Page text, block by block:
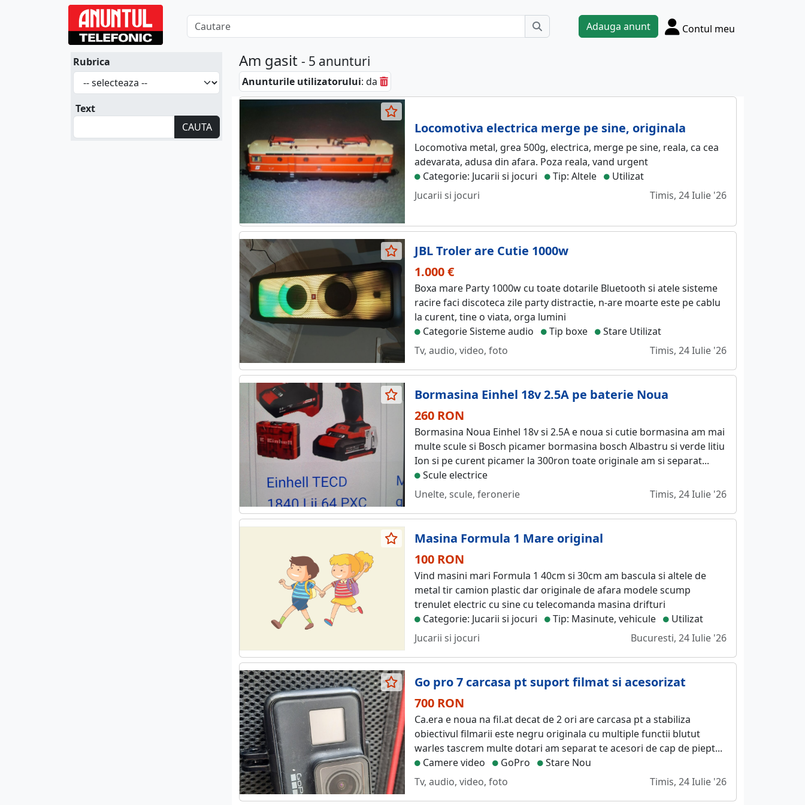
Adauga anunt Contul meu
Rubrica
Text
CAUTA
Am gasit - 5 anunturi
Anunturile utilizatorului: da
Locomotiva electrica merge pe sine, originala
Locomotiva metal, grea 500g, electrica, merge pe sine, reala, ca cea
adevarata, adusa din afara. Poza reala, vand urgent
Categorie: Jucarii si jocuri
Tip: Altele
Utilizat
Jucarii si jocuri
Timis, 24 Iulie '26
JBL Troler are Cutie 1000w
1.000 €
Boxa mare Party 1000w cu toate dotarile Bluetooth si atele sisteme
racire faci discoteca zile party distractie, n-are moarte este pe cablu
la curent, tine o viata, orga lumini
Categorie Sisteme audio
Tip boxe
Stare Utilizat
Tv, audio, video, foto
Timis, 24 Iulie '26
Bormasina Einhel 18v 2.5A pe baterie Noua
260 RON
Bormasina Noua Einhel 18v si 2.5A e noua si cutie bormasina am mai
multe scule si Bosch picamer bormasina bosch Albastru si verde litiu
Ion si pe curent picamer la 300ron toate originale am si separat...
Scule electrice
Unelte, scule, feronerie
Timis, 24 Iulie '26
Masina Formula 1 Mare original
100 RON
Vind masini mari Formula 1 40cm si 30cm am bascula si altele de
metal tir camion plastic dar originale de afara modele scump
trenulet electric cu sine cu telecomanda masina drifturi
Categorie: Jucarii si jocuri
Tip: Masinute, vehicule
Utilizat
Jucarii si jocuri
Bucuresti, 24 Iulie '26
Go pro 7 carcasa pt suport filmat si acesorizat
700 RON
Ca.era e noua na fil.at decat de 2 ori are carcasa pt a stabiliza
obiectivul filmarii este negru originala cu multiple functii blutut
warles tascrem multe dotari am separat te acesori de cap de piept...
Camere video
GoPro
Stare Nou
Tv, audio, video, foto
Timis, 24 Iulie '26